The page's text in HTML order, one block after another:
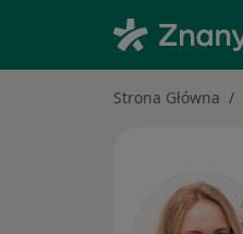
Strona Główna